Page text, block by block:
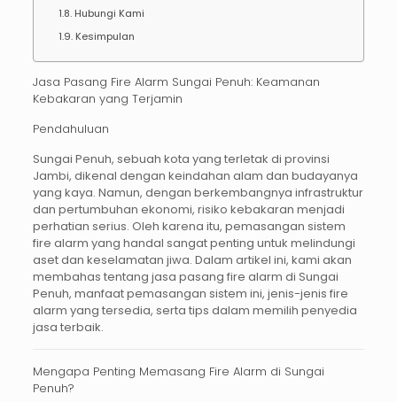
Hubungi Kami
Kesimpulan
Jasa Pasang Fire Alarm Sungai Penuh: Keamanan
Kebakaran yang Terjamin
Pendahuluan
Sungai Penuh, sebuah kota yang terletak di provinsi
Jambi, dikenal dengan keindahan alam dan budayanya
yang kaya. Namun, dengan berkembangnya infrastruktur
dan pertumbuhan ekonomi, risiko kebakaran menjadi
perhatian serius. Oleh karena itu, pemasangan sistem
fire alarm yang handal sangat penting untuk melindungi
aset dan keselamatan jiwa. Dalam artikel ini, kami akan
membahas tentang jasa pasang fire alarm di Sungai
Penuh, manfaat pemasangan sistem ini, jenis-jenis fire
alarm yang tersedia, serta tips dalam memilih penyedia
jasa terbaik.
Mengapa Penting Memasang Fire Alarm di Sungai
Penuh?